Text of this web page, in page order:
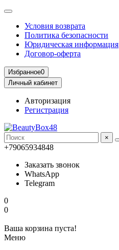
Условия возврата
Политика безопасности
Юридическая информация
Договор-оферта
Избранное0
Личный кабинет
Авторизация
Регистрация
×
+79065934848
Заказать звонок
WhatsApp
Telegram
0
0
Ваша корзина пуста!
Меню